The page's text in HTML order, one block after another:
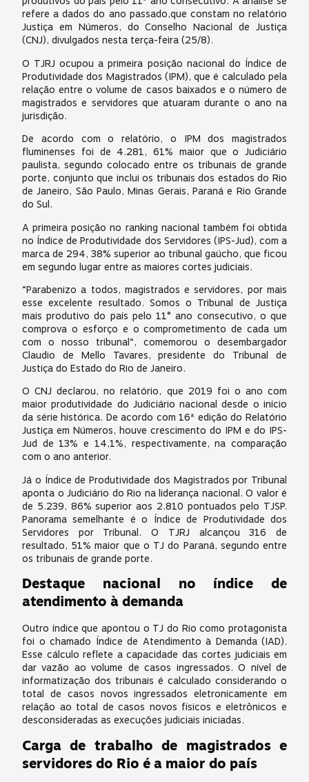
refere a dados do ano passado,que constam no relatório
Justiça em Números, do Conselho Nacional de Justiça
(CNJ), divulgados nesta terça-feira (25/8).
O TJRJ ocupou a primeira posição nacional do Índice de
Produtividade dos Magistrados (IPM), que é calculado pela
relação entre o volume de casos baixados e o número de
magistrados e servidores que atuaram durante o ano na
jurisdição.
De acordo com o relatório, o IPM dos magistrados
fluminenses foi de 4.281, 61% maior que o Judiciário
paulista, segundo colocado entre os tribunais de grande
porte, conjunto que inclui os tribunais dos estados do Rio
de Janeiro, São Paulo, Minas Gerais, Paraná e Rio Grande
do Sul.
A primeira posição no ranking nacional também foi obtida
no Índice de Produtividade dos Servidores (IPS-Jud), com a
marca de 294, 38% superior ao tribunal gaúcho, que ficou
em segundo lugar entre as maiores cortes judiciais.
“Parabenizo a todos, magistrados e servidores, por mais
esse excelente resultado. Somos o Tribunal de Justiça
mais produtivo do país pelo 11° ano consecutivo, o que
comprova o esforço e o comprometimento de cada um
com o nosso tribunal“, comemorou o desembargador
Claudio de Mello Tavares, presidente do Tribunal de
Justiça do Estado do Rio de Janeiro.
O CNJ declarou, no relatório, que 2019 foi o ano com
maior produtividade do Judiciário nacional desde o início
da série histórica. De acordo com 16ª edição do Relatório
Justiça em Números, houve crescimento do IPM e do IPS-
Jud de 13% e 14,1%, respectivamente, na comparação
com o ano anterior.
Já o Índice de Produtividade dos Magistrados por Tribunal
aponta o Judiciário do Rio na liderança nacional. O valor é
de 5.239, 86% superior aos 2.810 pontuados pelo TJSP.
Panorama semelhante é o Índice de Produtividade dos
Servidores por Tribunal. O TJRJ alcançou 316 de
resultado, 51% maior que o TJ do Paraná, segundo entre
os tribunais de grande porte.
Destaque nacional no índice de
atendimento à demanda
Outro índice que apontou o TJ do Rio como protagonista
foi o chamado Índice de Atendimento à Demanda (IAD).
Esse cálculo reflete a capacidade das cortes judiciais em
dar vazão ao volume de casos ingressados. O nível de
informatização dos tribunais é calculado considerando o
total de casos novos ingressados eletronicamente em
relação ao total de casos novos físicos e eletrônicos e
desconsideradas as execuções judiciais iniciadas.
Carga de trabalho de magistrados e
servidores do Rio é a maior do país